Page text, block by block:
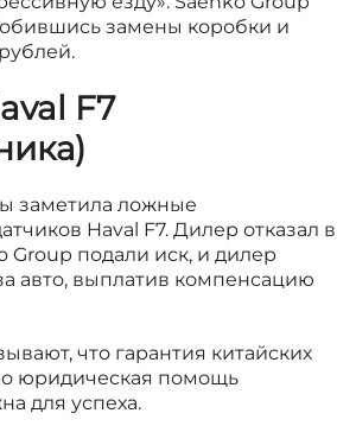
замены коробки и
F7
заметила ложные
Haval F7. Дилер отказал в
Group подали иск, и дилер
авто, выплатив компенсацию
что гарантия китайских
юридическая помощь
для успеха.